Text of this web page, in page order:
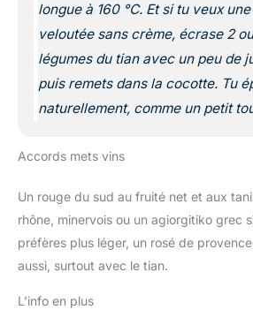
longue à 160 °C. Et si tu veux
veloutée sans crème, écrase 2
légumes du tian avec un peu de
puis remets dans la cocotte. Tu
naturellement, comme un petit
Accords mets vins
Un rouge du sud au fruité net et aux
rhône, minervois ou un agiorgitiko grec
préfères plus léger, un rosé de
aussi, surtout avec le tian.
L’info en plus